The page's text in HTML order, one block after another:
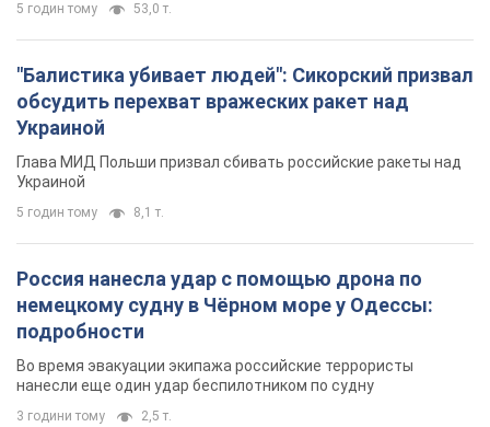
5 годин тому 53,0 т.
"Балистика убивает людей": Сикорский призвал
обсудить перехват вражеских ракет над
Украиной
Глава МИД Польши призвал сбивать российские ракеты над
Украиной
5 годин тому 8,1 т.
Россия нанесла удар с помощью дрона по
немецкому судну в Чёрном море у Одессы:
подробности
Во время эвакуации экипажа российские террористы
нанесли еще один удар беспилотником по судну
3 години тому 2,5 т.